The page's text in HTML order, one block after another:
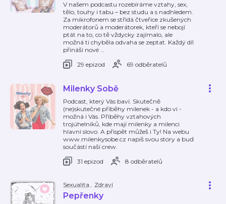
V našem podcastu rozebíráme vztahy, sex,
tělo, touhy i tabu – bez studu a s nadhledem.
Za mikrofonem se střídá čtveřice zkušených
moderátorů a moderátorek, kteří se nebojí
ptát na to, co tě vždycky zajímalo, ale
možná ti chyběla odvaha se zeptat. Každý díl
přináší nové …
29 epizod
69 odběratelů
Milenky Sobě
Podcast, který Vás baví. Skutečně
(ne)skutečné příběhy milenek - a kdo ví -
možná i Vás. Příběhy vztahových
trojúhelníků, kde mají milenky a milenci
hlavní slovo. A přispět můžeš i Ty! Na webu
www.milenkysobe.cz napiš svou story a buď
součástí naší crew.
31 epizod
8 odběratelů
Sexualita , Zdraví
Pepřenky